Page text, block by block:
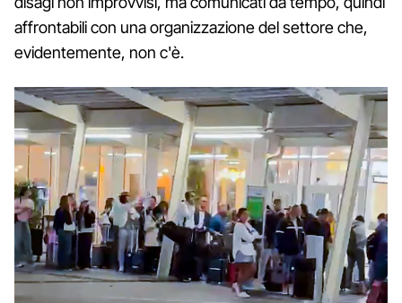
affrontabili con una organizzazione del settore che,
evidentemente, non c'è.